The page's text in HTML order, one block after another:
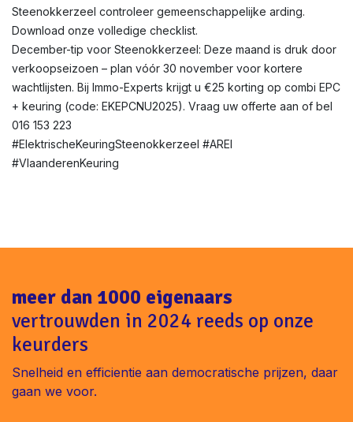
Steenokkerzeel controleer gemeenschappelijke arding.
Download onze volledige checklist.
December-tip voor Steenokkerzeel: Deze maand is druk door
verkoopseizoen – plan vóór 30 november voor kortere
wachtlijsten. Bij Immo-Experts krijgt u €25 korting op combi EPC
+ keuring (code: EKEPCNU2025). Vraag uw offerte aan of bel
016 153 223
#ElektrischeKeuringSteenokkerzeel #AREI
#VlaanderenKeuring
meer dan 1000 eigenaars
vertrouwden in 2024 reeds op onze
keurders
Snelheid en efficientie aan democratische prijzen, daar
gaan we voor.